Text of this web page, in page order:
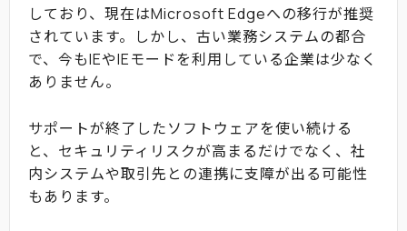
しており、現在はMicrosoft Edgeへの移行が推奨
されています。しかし、古い業務システムの都合
で、今もIEやIEモードを利用している企業は少なく
ありません。
サポートが終了したソフトウェアを使い続ける
と、セキュリティリスクが高まるだけでなく、社
内システムや取引先との連携に支障が出る可能性
もあります。